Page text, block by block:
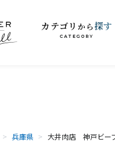
カテゴリ から 探す
CATEGORY
> 兵庫県 > 大井肉店 神戸ビー